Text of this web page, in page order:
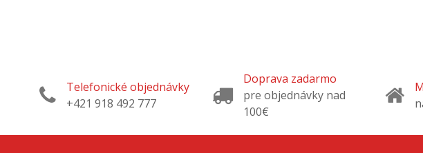
Telefonické objednávky
+421 918 492 777
Doprava zadarmo
pre objednávky nad
100€